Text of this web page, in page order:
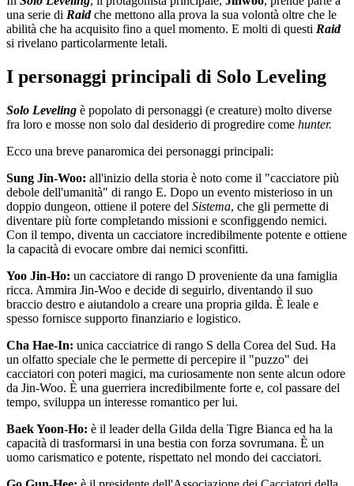
una serie di Raidche mettono alla prova la sua volontà oltre che le
abilità che ha acquisito fino a quel momento. E molti di questi Raid
si rivelano particolarmente letali.
I personaggi principali di Solo Leveling
Solo Leveling è popolato di personaggi (e creature) molto diverse
fra loro e mosse non solo dal desiderio di progredire come hunter.
Ecco una breve panaromica dei personaggi principali:
Sung Jin-Woo: all'inizio della storia è noto come il "cacciatore più
debole dell'umanità" di rango E. Dopo un evento misterioso in un
doppio dungeon, ottiene il potere del Sistema, che gli permette di
diventare più forte completando missioni e sconfiggendo nemici.
Con il tempo, diventa un cacciatore incredibilmente potente e ottiene
la capacità di evocare ombre dai nemici sconfitti.
Yoo Jin-Ho: un cacciatore di rango D proveniente da una famiglia
ricca. Ammira Jin-Woo e decide di seguirlo, diventando il suo
braccio destro e aiutandolo a creare una propria gilda. È leale e
spesso fornisce supporto finanziario e logistico.
Cha Hae-In: unica cacciatrice di rango S della Corea del Sud. Ha
un olfatto speciale che le permette di percepire il "puzzo" dei
cacciatori con poteri magici, ma curiosamente non sente alcun odore
da Jin-Woo. È una guerriera incredibilmente forte e, col passare del
tempo, sviluppa un interesse romantico per lui.
Baek Yoon-Ho: è il leader della Gilda della Tigre Bianca ed ha la
capacità di trasformarsi in una bestia con forza sovrumana. È un
uomo carismatico e potente, rispettato nel mondo dei cacciatori.